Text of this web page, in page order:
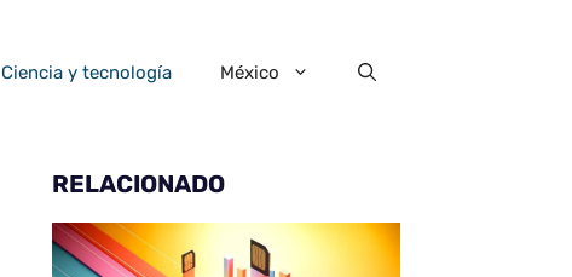
Ciencia y tecnología México
RELACIONADO